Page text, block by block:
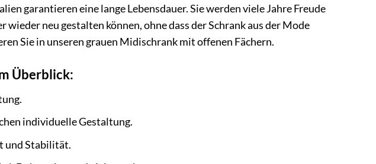
garantieren eine lange Lebensdauer. Sie werden viele Jahre Freude
neu gestalten können, ohne dass der Schrank aus der Mode
Sie in unseren grauen Midischrank mit offenen Fächern.
Überblick:
individuelle Gestaltung.
und Stabilität.